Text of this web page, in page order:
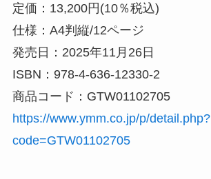
定価：13,200円(10％税込)
仕様：A4判縦/12ページ
発売日：2025年11月26日
ISBN：978-4-636-12330-2
商品コード：GTW01102705
https://www.ymm.co.jp/p/detail.php?
code=GTW01102705